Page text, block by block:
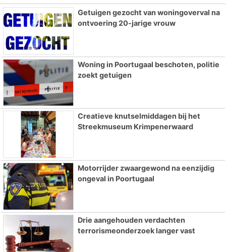
Getuigen gezocht van woningoverval na
ontvoering 20-jarige vrouw
Woning in Poortugaal beschoten, politie
zoekt getuigen
Creatieve knutselmiddagen bij het
Streekmuseum Krimpenerwaard
Motorrijder zwaargewond na eenzijdig
ongeval in Poortugaal
Drie aangehouden verdachten
terrorismeonderzoek langer vast